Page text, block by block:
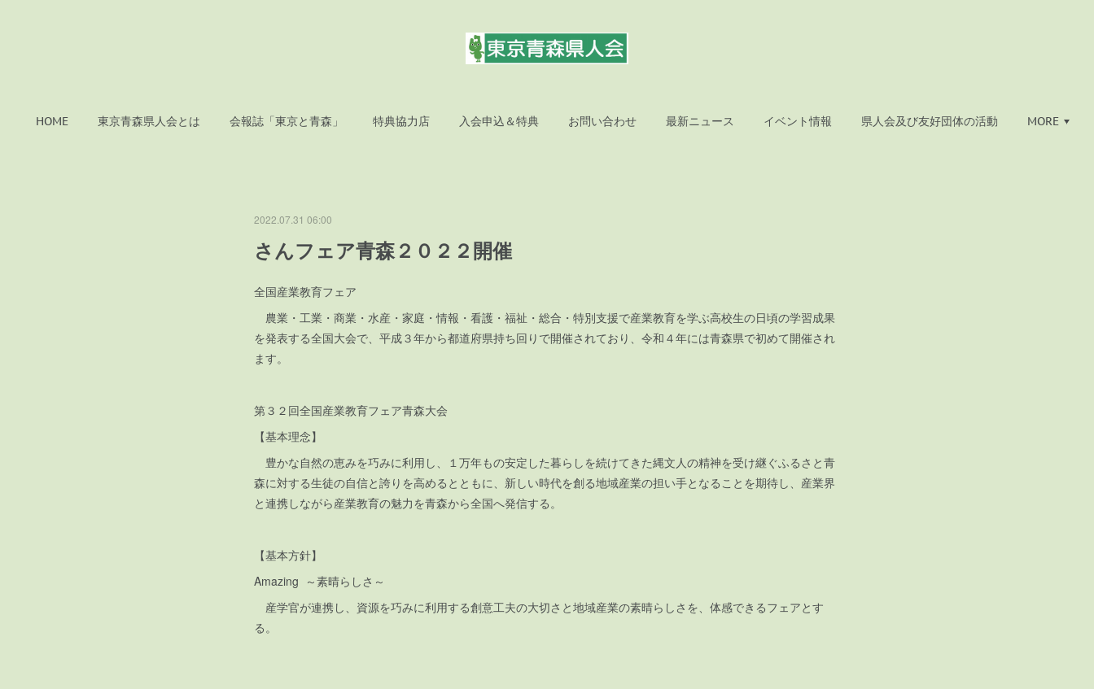
HOME 東京青森県人会とは 会報誌「東京と青森」 特典協力店 入会申込＆特典 お問い合わせ 最新ニュース イベント情報 県人会及び友好団体の活動 MORE
2022.07.31 06:00
さんフェア青森２０２２開催
全国産業教育フェア
農業・工業・商業・水産・家庭・情報・看護・福祉・総合・特別支援で産業教育を学ぶ高校生の日頃の学習成果
を発表する全国大会で、平成３年から都道府県持ち回りで開催されており、令和４年には青森県で初めて開催され
ます。
第３２回全国産業教育フェア青森大会
【基本理念】
豊かな自然の恵みを巧みに利用し、１万年もの安定した暮らしを続けてきた縄文人の精神を受け継ぐふるさと青
森に対する生徒の自信と誇りを高めるとともに、新しい時代を創る地域産業の担い手となることを期待し、産業界
と連携しながら産業教育の魅力を青森から全国へ発信する。
【基本方針】
Amazing ～素晴らしさ～
産学官が連携し、資源を巧みに利用する創意工夫の大切さと地域産業の素晴らしさを、体感できるフェアとす
る。